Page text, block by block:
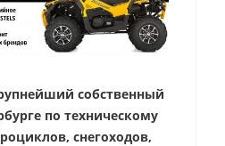
собственный
по техническому
снегоходов,